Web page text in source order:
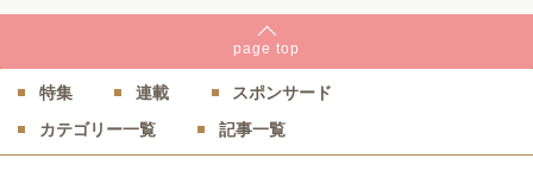
page top
特集 連載
スポンサード
カテゴリー一覧
記事一覧